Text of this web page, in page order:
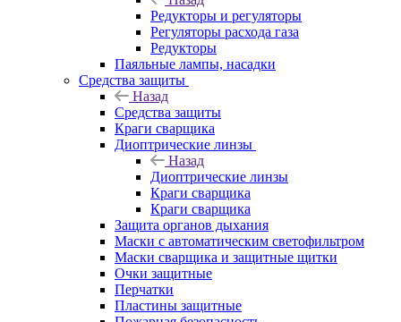
Редукторы и регуляторы
Регуляторы расхода газа
Редукторы
Паяльные лампы, насадки
Средства защиты
Назад
Средства защиты
Краги сварщика
Диоптрические линзы
Назад
Диоптрические линзы
Краги сварщика
Краги сварщика
Защита органов дыхания
Маски с автоматическим светофильтром
Маски сварщика и защитные щитки
Очки защитные
Перчатки
Пластины защитные